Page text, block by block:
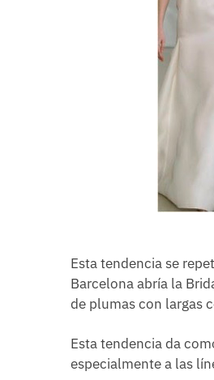
Esta tendencia se
Barcelona abría la
de plumas con largas
Esta tendencia da
especialmente a las